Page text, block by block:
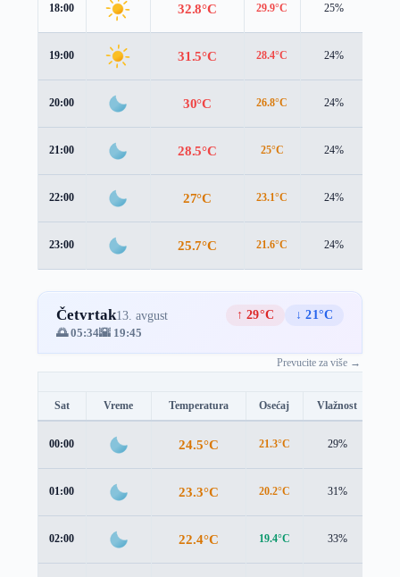
18:00 32.8°C 29.9°C 25%
19:00 31.5°C 28.4°C 24%
20:00 30°C 26.8°C 24%
21:00 28.5°C 25°C 24%
22:00 27°C 23.1°C 24%
23:00 25.7°C 21.6°C 24%
Četvrtak13. avgust ↑ 29°C
↓ 21°C
🌅 05:34🌇 19:45
Prevucite za više →
Sat Vreme Temperatura Osećaj Vlažnost
00:00 24.5°C 21.3°C 29%
01:00 23.3°C 20.2°C 31%
02:00 22.4°C 19.4°C 33%